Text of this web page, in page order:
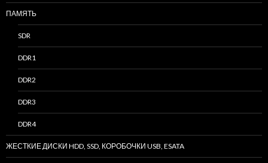
ПАМЯТЬ
SDR
DDR1
DDR2
DDR3
DDR4
ЖЕСТКИЕ ДИСКИ HDD, SSD, КОРОБОЧКИ USB, ESATA